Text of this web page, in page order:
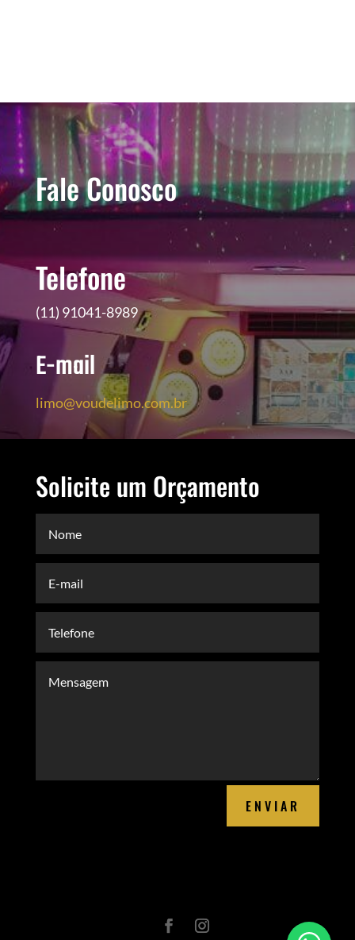
Fale Conosco
Telefone
(11) 91041-8989
E-mail
limo@voudelimo.com.br
Solicite um Orçamento
ENVIAR